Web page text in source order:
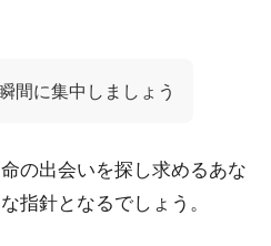
間に集中しましょう
の出会いを探し求めるあな
指針となるでしょう。